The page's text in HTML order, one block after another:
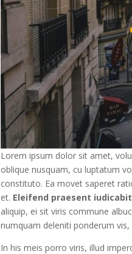
Lorem ipsum dolor sit amet,
oblique nusquam, cu luptatum
constituto. Ea movet saperet
et. Eleifend praesent
aliquip, ei sit viris commune
numquam deleniti ponderum
In his meis porro viris, illud